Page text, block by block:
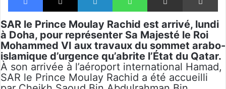
SAR le Prince Moulay Rachid est arrivé, lundi
à Doha, pour représenter Sa Majesté le Roi
Mohammed VI aux travaux du sommet arabo-
islamique d’urgence qu’abrite l’État du Qatar.
À son arrivée à l’aéroport international Hamad,
SAR le Prince Moulay Rachid a été accueilli